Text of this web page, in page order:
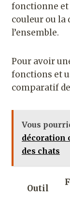
fonctionne et
couleur ou
l’ensemble.
Pour avoir
fonctions et
comparatif
Vous
décoration
des chats
Outil